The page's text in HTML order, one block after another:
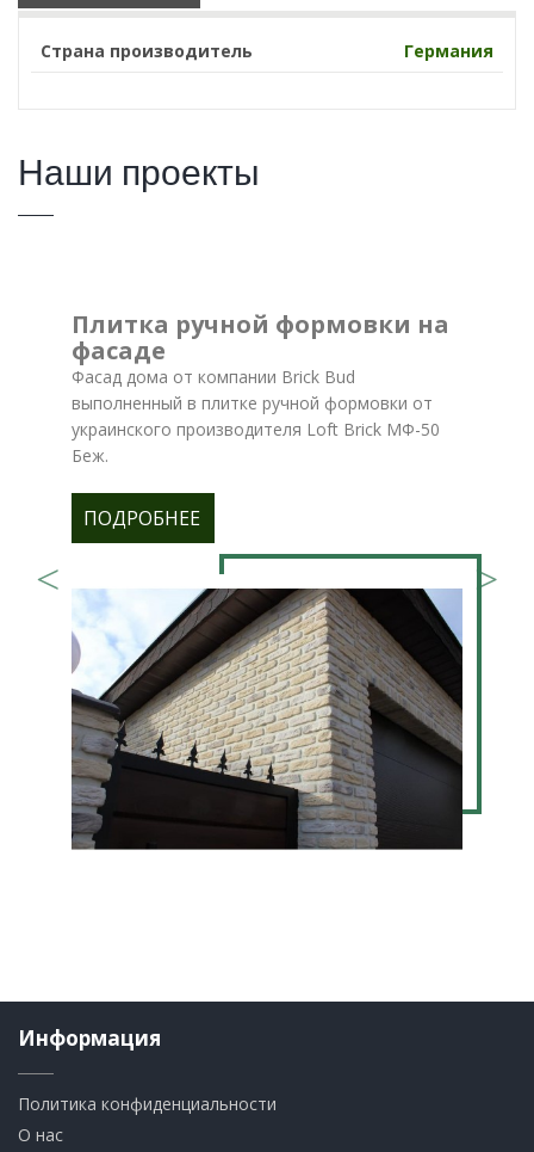
Страна производитель Германия
Наши проекты
Плитка ручной формовки на
фасаде
Фасад дома от компании Brick Bud
выполненный в плитке ручной формовки от
украинского производителя Loft Brick МФ-50
Беж.
ПОДРОБНЕЕ
Информация
Политика конфиденциальности
О нас